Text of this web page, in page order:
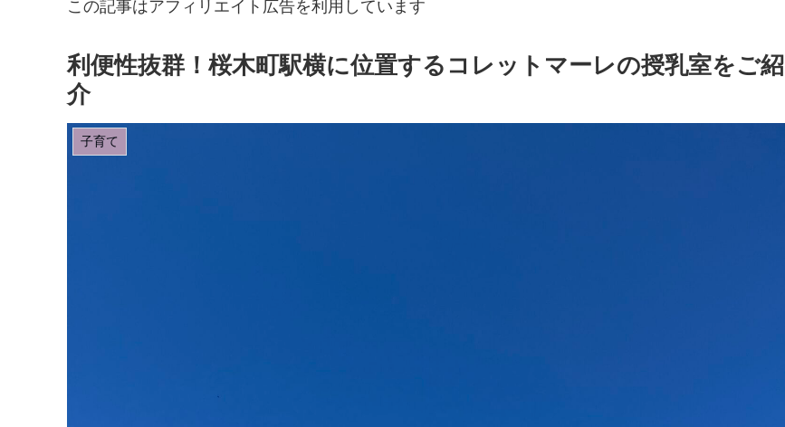
この記事はアフィリエイト広告を利用しています
利便性抜群！桜木町駅横に位置するコレットマーレの授乳室をご紹
介
子育て